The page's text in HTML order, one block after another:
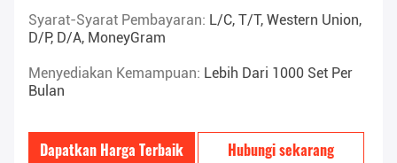
Syarat-Syarat Pembayaran: L/C, T/T, Western Union,
D/P, D/A, MoneyGram
Menyediakan Kemampuan: Lebih Dari 1000 Set Per
Bulan
Dapatkan Harga Terbaik Hubungi sekarang